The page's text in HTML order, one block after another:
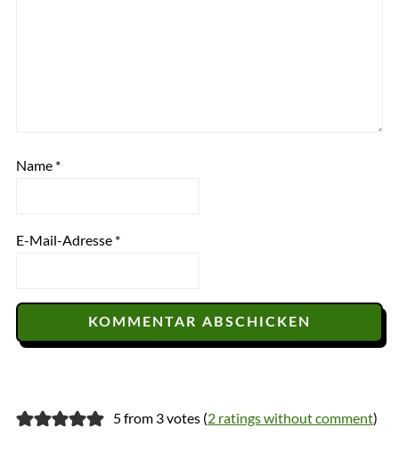
Name *
E-Mail-Adresse *
5 from 3 votes (2 ratings without comment)